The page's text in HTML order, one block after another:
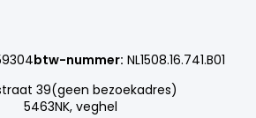
39(geen bezoekadres)
5463NK, veghel
btw-nummer: NL1508.16.741.B01